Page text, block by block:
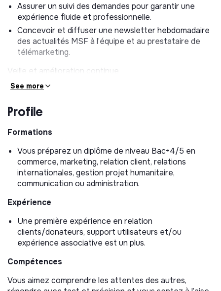
Assurer un suivi des demandes pour garantir une
expérience fluide et professionnelle.
Concevoir et diffuser une newsletter hebdomadaire
des actualités MSF à l’équipe et au prestataire de
télémarketing.
Veille et amélioration continue
Signaler à l’équipe CRM les éventuelles anomalies de
plateforme de ticketing.
Vous travaillerez aux côtés d’une équipe de 5
personnes :
former.
Experte, maîtrisant la relation donateur sous toutes
ses formes.
Animée par l’impact de son travail.
le quotidien.
Pourquoi nous rejoindre ?
See more
Profile
Formations
Vous préparez un diplôme de niveau Bac+4/5 en
commerce, marketing, relation client, relations
internationales, gestion projet humanitaire,
communication ou administration.
Expérience
Une première expérience en relation
clients/donateurs, support utilisateurs et/ou
expérience associative est un plus.
Compétences
Vous aimez comprendre les attentes des autres,